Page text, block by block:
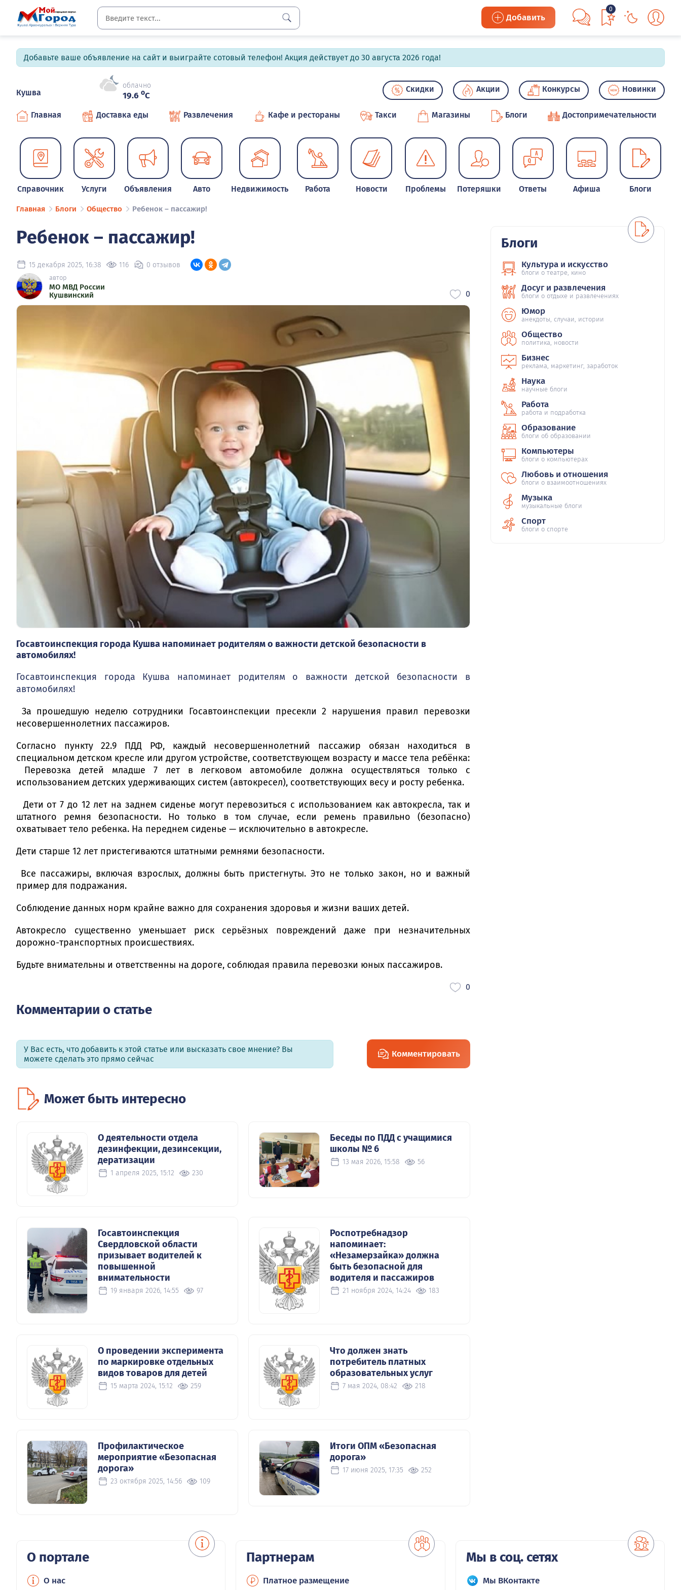
Добавить
0
Добавьте ваше объявление на сайт и выиграйте сотовый телефон! Акция действует до 30 августа 2026 года!
Кушва
облачно
19.6 oC
Скидки Акции Конкурсы Новинки
Главная Доставка еды Развлечения Кафе и рестораны Такси Магазины Блоги Достопримечательности
Справочник Услуги Объявления Авто Недвижимость Работа Новости Проблемы Потеряшки Ответы Афиша Блоги
Главная Блоги Общество Ребенок – пассажир!
Ребенок – пассажир!
15 декабря 2025, 16:38 116 0 отзывов
автор
МО МВД России
Кушвинский
0
Госавтоинспекция города Кушва напоминает родителям о важности детской безопасности в
автомобилях!
Госавтоинспекция города Кушва напоминает родителям о важности детской безопасности в
автомобилях!
За прошедшую неделю сотрудники Госавтоинспекции пресекли 2 нарушения правил перевозки
несовершеннолетних пассажиров.
Согласно пункту 22.9 ПДД РФ, каждый несовершеннолетний пассажир обязан находиться в
специальном детском кресле или другом устройстве, соответствующем возрасту и массе тела ребёнка:
Перевозка детей младше 7 лет в легковом автомобиле должна осуществляться только с
использованием детских удерживающих систем (автокресел), соответствующих весу и росту ребенка.
Дети от 7 до 12 лет на заднем сиденье могут перевозиться с использованием как автокресла, так и
штатного ремня безопасности. Но только в том случае, если ремень правильно (безопасно)
охватывает тело ребенка. На переднем сиденье — исключительно в автокресле.
Дети старше 12 лет пристегиваются штатными ремнями безопасности.
Все пассажиры, включая взрослых, должны быть пристегнуты. Это не только закон, но и важный
пример для подражания.
Соблюдение данных норм крайне важно для сохранения здоровья и жизни ваших детей.
Автокресло существенно уменьшает риск серьёзных повреждений даже при незначительных
дорожно-транспортных происшествиях.
Будьте внимательны и ответственны на дороге, соблюдая правила перевозки юных пассажиров.
0
Комментарии о статье
У Вас есть, что добавить к этой статье или высказать свое мнение? Вы
можете сделать это прямо сейчас
Комментировать
Может быть интересно
О деятельности отдела
дезинфекции, дезинсекции,
дератизации
1 апреля 2025, 15:12 230
Беседы по ПДД с учащимися
школы № 6
13 мая 2026, 15:58 56
Госавтоинспекция
Свердловской области
призывает водителей к
повышенной
внимательности
19 января 2026, 14:55 97
Роспотребнадзор
напоминает:
«Незамерзайка» должна
быть безопасной для
водителя и пассажиров
21 ноября 2024, 14:24 183
О проведении эксперимента
по маркировке отдельных
видов товаров для детей
15 марта 2024, 15:12 259
Что должен знать
потребитель платных
образовательных услуг
7 мая 2024, 08:42 218
Профилактическое
мероприятие «Безопасная
дорога»
23 октября 2025, 14:56 109
Итоги ОПМ «Безопасная
дорога»
17 июня 2025, 17:35 252
Блоги
Культура и искусство
блоги о театре, кино
Досуг и развлечения
блоги о отдыхе и развлечениях
Юмор
анекдоты, случаи, истории
Общество
политика, новости
Бизнес
реклама, маркетинг, заработок
Наука
научные блоги
Работа
работа и подработка
Образование
блоги об образовании
Компьютеры
блоги о компьютерах
Любовь и отношения
блоги о взаимоотношениях
Музыка
музыкальные блоги
Спорт
блоги о спорте
О портале
О нас
Партнерам
Платное размещение
Мы в соц. сетях
Мы ВКонтакте